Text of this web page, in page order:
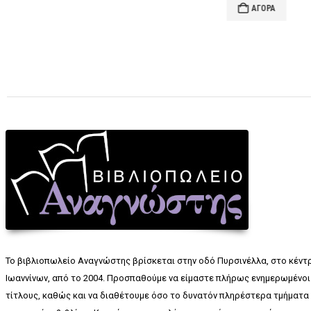
ΑΓΟΡΆ
Το βιβλιοπωλείο Αναγνώστης βρίσκεται στην οδό Πυρσινέλλα, στο
Ιωαννίνων, από το 2004. Προσπαθούμε να είμαστε πλήρως ενημερωμένοι
τίτλους, καθώς και να διαθέτουμε όσο το δυνατόν πληρέστερα τμήματα